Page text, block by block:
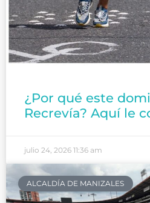
¿Por qué este
Recrevía? Aquí le
julio 24, 2026 11:36 am
ALCALDÍA DE MANIZALES